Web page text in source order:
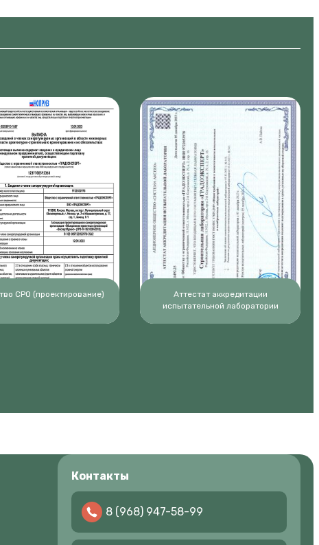
СРО (проектирование)
Аттестат аккредитации
испытательной лаборатории
Контакты
8 (968) 947-58-99